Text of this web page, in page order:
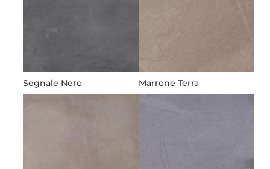
Segnale Nero Marrone Terra